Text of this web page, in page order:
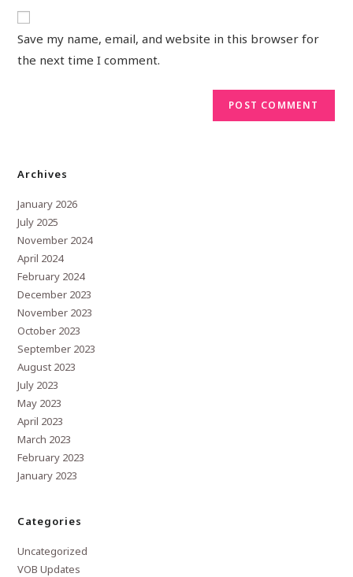
Save my name, email, and website in this browser for
the next time I comment.
Archives
January 2026
July 2025
November 2024
April 2024
February 2024
December 2023
November 2023
October 2023
September 2023
August 2023
July 2023
May 2023
April 2023
March 2023
February 2023
January 2023
Categories
Uncategorized
VOB Updates